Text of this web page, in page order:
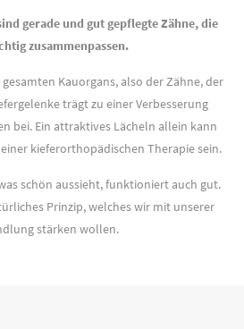
gerade und gut gepflegte Zähne, die
zusammenpassen.
Kauorgans, also der Zähne, der
trägt zu einer Verbesserung
bei. Ein attraktives Lächeln allein kann
kieferorthopädischen Therapie sein.
schön aussieht, funktioniert auch gut.
Prinzip, welches wir mit unserer
stärken wollen.